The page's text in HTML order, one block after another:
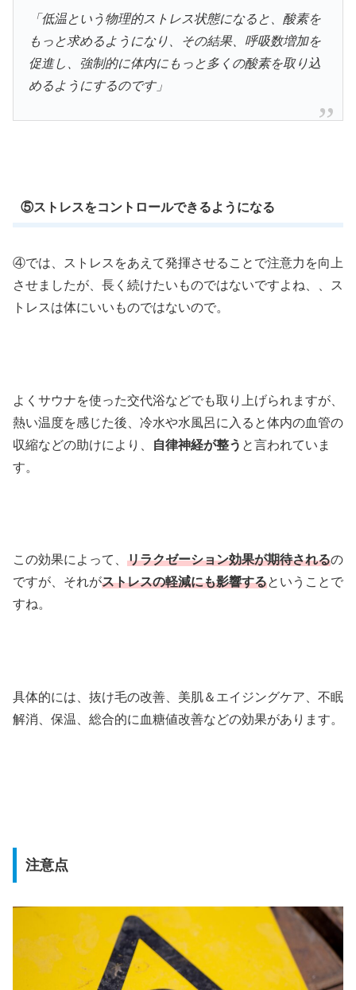
「低温という物理的ストレス状態になると、酸素を
もっと求めるようになり、その結果、呼吸数増加を
促進し、強制的に体内にもっと多くの酸素を取り込
めるようにするのです」
⑤ストレスをコントロールできるようになる
④では、ストレスをあえて発揮させることで注意力を向上
させましたが、長く続けたいものではないですよね、、ス
トレスは体にいいものではないので。
よくサウナを使った交代浴などでも取り上げられますが、
熱い温度を感じた後、冷水や水風呂に入ると体内の血管の
収縮などの助けにより、
自律神経が整う と言われていま
す。
この効果によって、 リラクゼーション効果が期待されるの
ですが、それがストレスの軽減にも影響するということで
すね。
具体的には、抜け毛の改善、美肌＆エイジングケア、不眠
解消、保温、総合的に血糖値改善などの効果があります。
注意点